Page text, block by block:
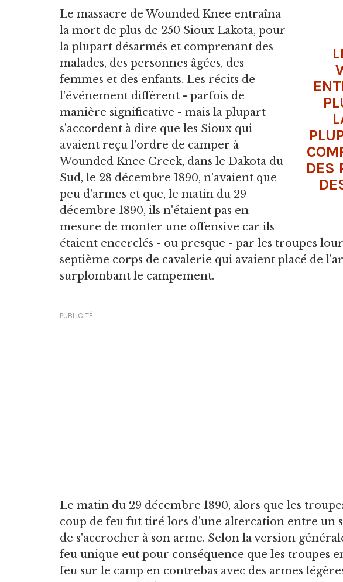
DES
Le massacre de Wounded Knee entraîna
la mort de plus de 250 Sioux Lakota, pour
la plupart désarmés et comprenant des
malades, des personnes âgées, des
femmes et des enfants. Les récits de
l'événement diffèrent - parfois de
manière significative - mais la plupart
s'accordent à dire que les Sioux qui
avaient reçu l'ordre de camper à
Wounded Knee Creek, dans le Dakota du
Sud, le 28 décembre 1890, n'avaient que
peu d'armes et que, le matin du 29
décembre 1890, ils n'étaient pas en
mesure de monter une offensive car ils
étaient encerclés - ou presque - par les troupes
septième corps de cavalerie qui avaient placé de
surplombant le campement.
PUBLICITÉ
Le matin du 29 décembre 1890, alors que les
coup de feu fut tiré lors d'une altercation entre un
de s'accrocher à son arme. Selon la version
feu unique eut pour conséquence que les troupes
feu sur le camp en contrebas avec des armes